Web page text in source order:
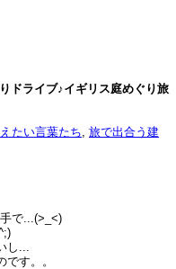
ドライブ♪イギリス庭めぐり旅
たい言葉たち, 旅で出合う建
で...(>_<)
し...
す。。